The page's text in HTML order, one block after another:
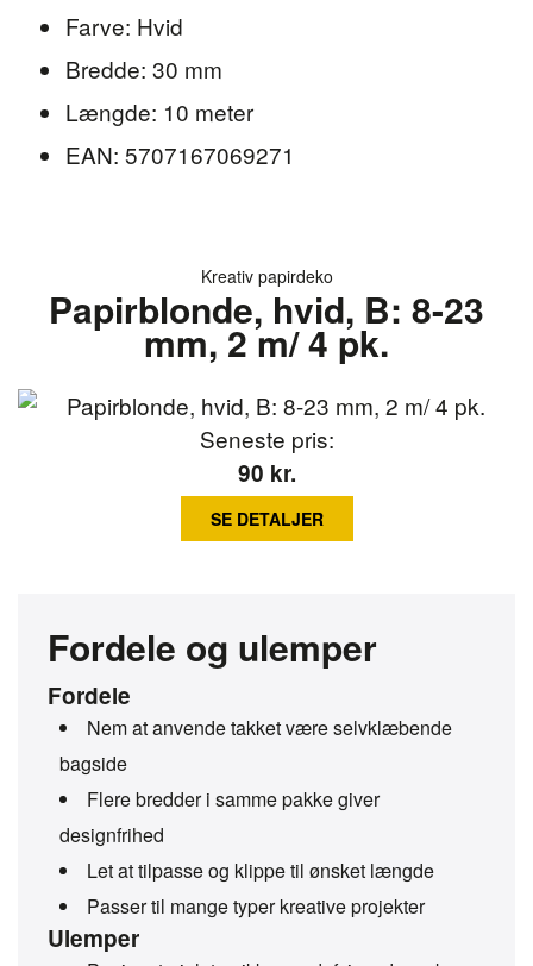
Farve: Hvid
Bredde: 30 mm
Længde: 10 meter
EAN: 5707167069271
Kreativ papirdeko
Papirblonde, hvid, B: 8-23
mm, 2 m/ 4 pk.
Fordele og ulemper
Fordele
Nem at anvende takket være selvklæbende
bagside
Flere bredder i samme pakke giver
designfrihed
Let at tilpasse og klippe til ønsket længde
Passer til mange typer kreative projekter
Ulemper
Seneste pris:
90 kr.
SE DETALJER